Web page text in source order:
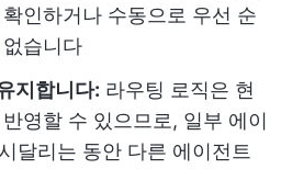
인하거나 수동으로 우선 순
습니다
지합니다: 라우팅 로직은 현
영할 수 있으므로, 일부 에이
달리는 동안 다른 에이전트